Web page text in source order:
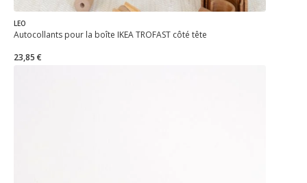
LEO
Autocollants pour la boîte IKEA TROFAST côté tête
23,85 €